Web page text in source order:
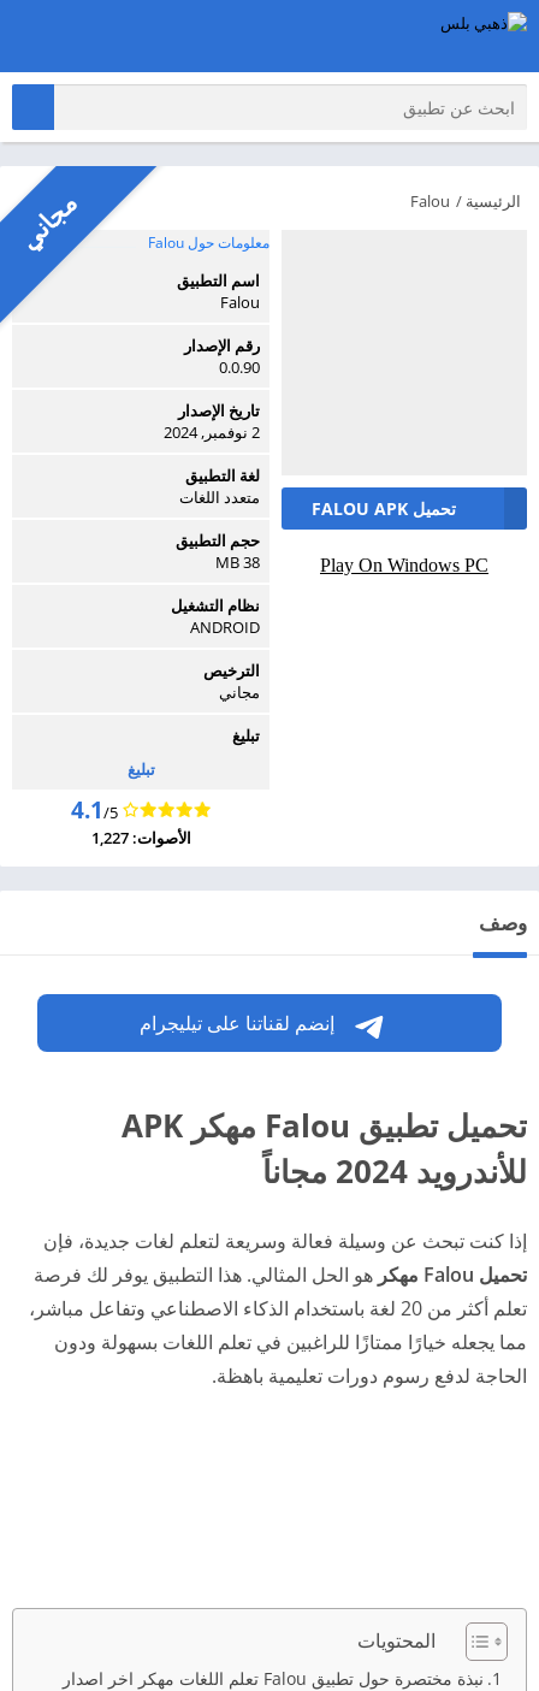
الرئيسية /
Falou
تحميل FALOU APK
Play On Windows PC
معلومات حول Falou
اسم التطبيق
Falou
رقم الإصدار
0.0.90
تاريخ الإصدار
2 نوفمبر, 2024
لغة التطبيق
متعدد اللغات
حجم التطبيق
38 MB
نظام التشغيل
ANDROID
الترخيص
مجاني
تبليغ
تبليغ
4.1/5
الأصوات: 1,227
مجاني
وصف
إنضم لقناتنا على تيليجرام
تحميل تطبيق Falou مهكر APK
للأندرويد 2024 مجاناً
إذا كنت تبحث عن وسيلة فعالة وسريعة لتعلم لغات جديدة، فإن
تحميل Falou مهكر
هو الحل المثالي. هذا التطبيق يوفر لك فرصة
تعلم أكثر من 20 لغة باستخدام الذكاء الاصطناعي وتفاعل مباشر،
مما يجعله خيارًا ممتازًا للراغبين في تعلم اللغات بسهولة ودون
الحاجة لدفع رسوم دورات تعليمية باهظة.
المحتويات
نبذة مختصرة حول تطبيق Falou تعلم اللغات مهكر اخر اصدار